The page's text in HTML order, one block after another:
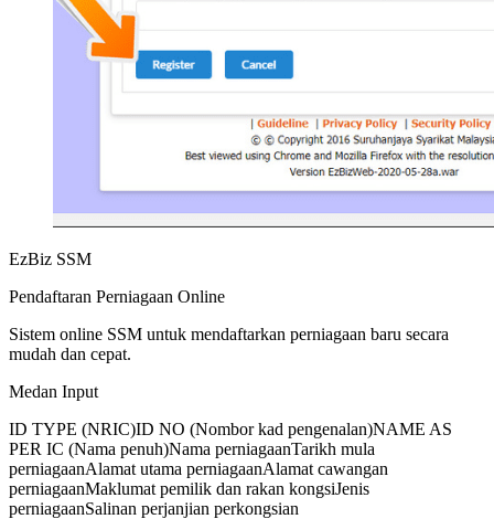
EzBiz SSM
Pendaftaran Perniagaan Online
Sistem online SSM untuk mendaftarkan perniagaan baru secara
mudah dan cepat.
Medan Input
ID TYPE (NRIC)ID NO (Nombor kad pengenalan)NAME AS
PER IC (Nama penuh)Nama perniagaanTarikh mula
perniagaanAlamat utama perniagaanAlamat cawangan
perniagaanMaklumat pemilik dan rakan kongsiJenis
perniagaanSalinan perjanjian perkongsian